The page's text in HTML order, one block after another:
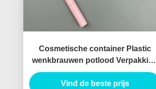
Cosmetische container Plastic
wenkbrauwen potlood Verpakking
Vloeibare Eyeliner Potlood
container
Vind de beste prijs